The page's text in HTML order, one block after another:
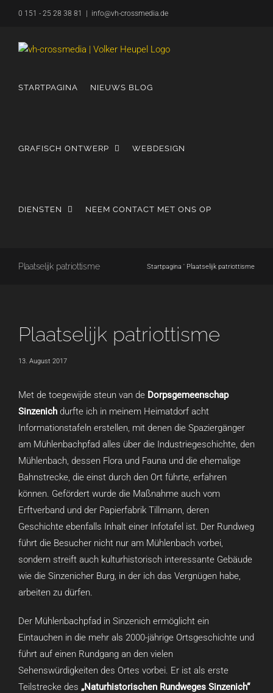
inhoud
0 151 - 25 28 38 81 info@vh-crossmedia.de
STARTPAGINA NIEUWS BLOG
GRAFISCH ONTWERP WEBDESIGN
DIENSTEN NEEM CONTACT MET ONS OP
Plaatselijk patriottisme Startpagina ' Plaatselijk patriottisme
Plaatselijk patriottisme
13. August 2017
Met de toegewijde steun van de Dorpsgemeenschap
Sinzenich durfte ich in meinem Heimatdorf acht
Informationstafeln erstellen, mit denen die Spaziergänger
am Mühlenbachpfad alles über die Industriegeschichte, den
Mühlenbach, dessen Flora und Fauna und die ehemalige
Bahnstrecke, die einst durch den Ort führte, erfahren
können. Gefördert wurde die Maßnahme auch vom
Erftverband und der Papierfabrik Tillmann, deren
Geschichte ebenfalls Inhalt einer Infotafel ist. Der Rundweg
führt die Besucher nicht nur am Mühlenbach vorbei,
sondern streift auch kulturhistorisch interessante Gebäude
wie die Sinzenicher Burg, in der ich das Vergnügen habe,
arbeiten zu dürfen.
Der Mühlenbachpfad in Sinzenich ermöglicht ein
Eintauchen in die mehr als 2000-jährige Ortsgeschichte und
führt auf einen Rundgang an den vielen
Sehenswürdigkeiten des Ortes vorbei. Er ist als erste
Teilstrecke des „Naturhistorischen Rundweges Sinzenich“